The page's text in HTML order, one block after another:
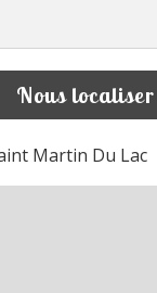
Nous localiser
Martin Du Lac